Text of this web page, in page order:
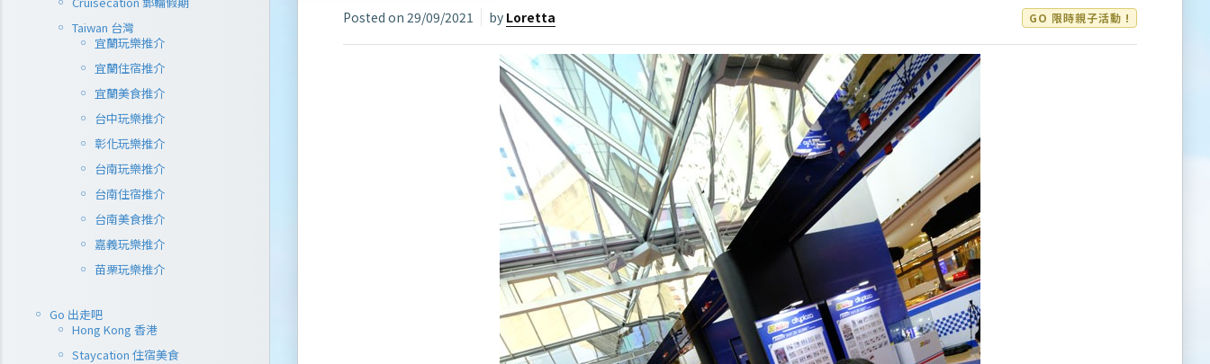
Taiwan 台灣
宜蘭玩樂推介
宜蘭住宿推介
宜蘭美食推介
台中玩樂推介
彰化玩樂推介
台南玩樂推介
台南住宿推介
台南美食推介
嘉義玩樂推介
苗栗玩樂推介
Go 出走吧
Hong Kong 香港
Staycation 住宿美食
Posted on 29/09/2021 by Loretta GO 限時親子活動 !